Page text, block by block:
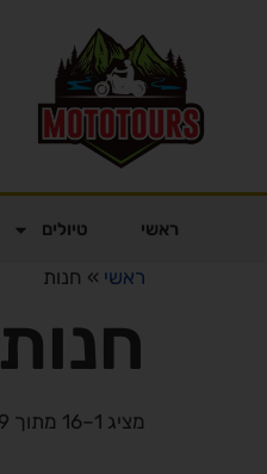
ראשי טיולים
ראשי » חנות
חנות
מציג 1–16 מתוך 29 תוצאות